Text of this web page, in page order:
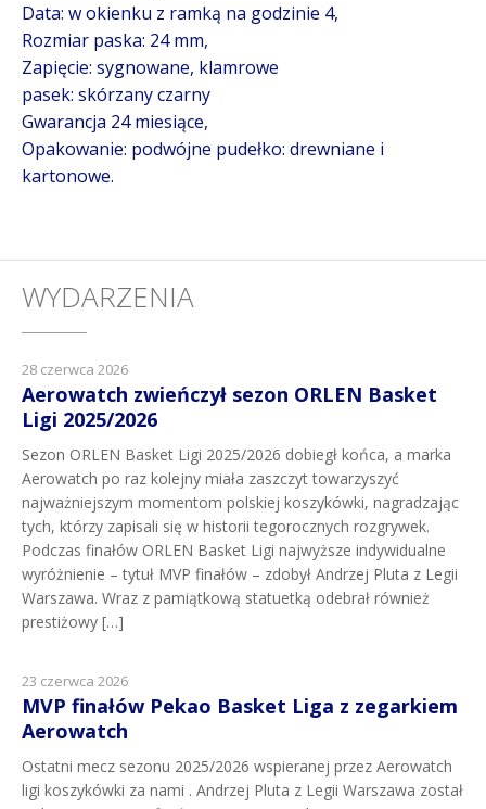
Data: w okienku z ramką na godzinie 4,
Rozmiar paska: 24 mm,
Zapięcie: sygnowane, klamrowe
pasek: skórzany czarny
Gwarancja 24 miesiące,
Opakowanie: podwójne pudełko: drewniane i
kartonowe.
WYDARZENIA
28 czerwca 2026
Aerowatch zwieńczył sezon ORLEN Basket
Ligi 2025/2026
Sezon ORLEN Basket Ligi 2025/2026 dobiegł końca, a marka
Aerowatch po raz kolejny miała zaszczyt towarzyszyć
najważniejszym momentom polskiej koszykówki, nagradzając
tych, którzy zapisali się w historii tegorocznych rozgrywek.
Podczas finałów ORLEN Basket Ligi najwyższe indywidualne
wyróżnienie – tytuł MVP finałów – zdobył Andrzej Pluta z Legii
Warszawa. Wraz z pamiątkową statuetką odebrał również
prestiżowy […]
23 czerwca 2026
MVP finałów Pekao Basket Liga z zegarkiem
Aerowatch
Ostatni mecz sezonu 2025/2026 wspieranej przez Aerowatch
ligi koszykówki za nami . Andrzej Pluta z Legii Warszawa został